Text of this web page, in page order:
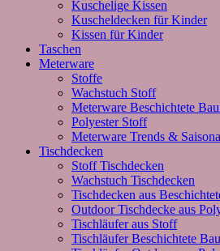
Kuschelige Kissen
Kuscheldecken für Kinder
Kissen für Kinder
Taschen
Meterware
Stoffe
Wachstuch Stoff
Meterware Beschichtete
Polyester Stoff
Meterware Trends &
Tischdecken
Stoff Tischdecken
Wachstuch Tischdecken
Tischdecken aus
Outdoor Tischdecke aus
Tischläufer aus Stoff
Tischläufer Beschichtete